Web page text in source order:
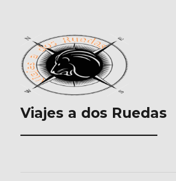
Viajes a dos Ruedas
___________________